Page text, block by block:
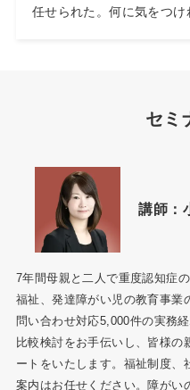
任せられた。何に気をつけ
セミ
講師：
7年間母親と二人で重度認知症
福祉、発達障がい児の教育事業
問い合わせ対応5,000件の実務
比較検討をお手伝いし、皆様の
ートをいたします。福祉制度、
案内はお任せください。障がい